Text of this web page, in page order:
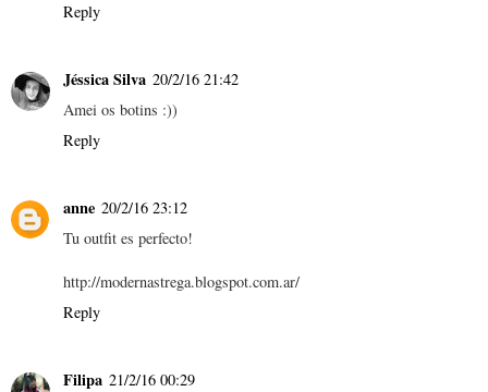
Reply
Jéssica Silva 20/2/16 21:42
Amei os botins :))
Reply
anne 20/2/16 23:12
Tu outfit es perfecto!
http://modernastrega.blogspot.com.ar/
Reply
Filipa 21/2/16 00:29